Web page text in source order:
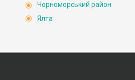
Чорноморський район
Ялта